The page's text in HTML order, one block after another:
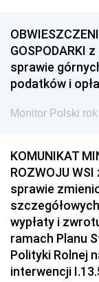
GOSPODARKI
sprawie
podatków i
Monitor Polski
KOMUNIKAT
ROZWOJU
sprawie
wypłaty i
ramach Planu
Polityki Rolnej
interwencji